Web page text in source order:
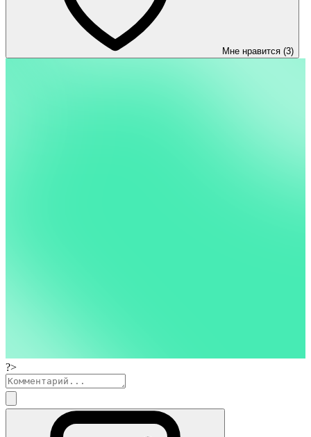
Мне нравится (3)
?>